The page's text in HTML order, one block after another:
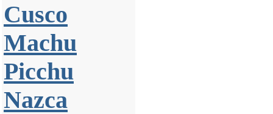
Cusco
Machu
Picchu
Nazca